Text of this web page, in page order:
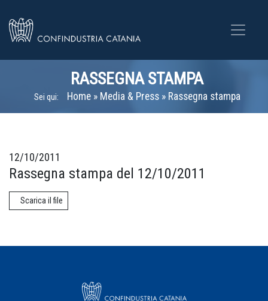
RASSEGNA STAMPA
Sei qui: Home» Media & Press» Rassegna stampa
12/10/2011
Rassegna stampa del 12/10/2011
Scarica il file